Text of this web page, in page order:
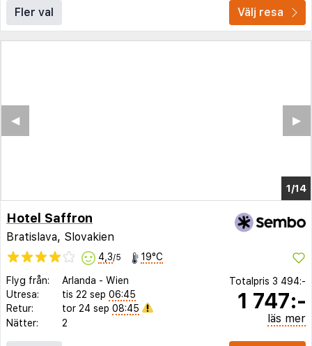
Fler val Välj resa
1/10
▶︎
◀︎
Hotel Saffron
Bratislava, Slovakien
4,3/5 19°C
Flyg från: Arlanda - Wien
Utresa:
tis 22 sep 06:45
Retur:
tor 24 sep 08:45
Nätter:
2
Totalpris 3 494:-
1 747:-
läs mer